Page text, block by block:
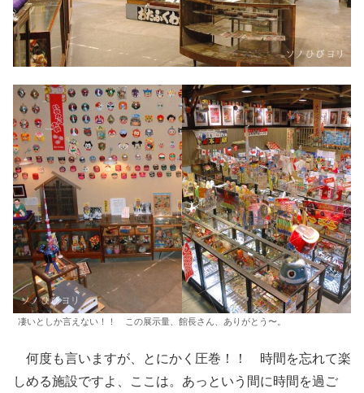
凄いとしか言えない！！ この展示量、館長さん、ありがとう〜。
何度も言いますが、とにかく圧巻！！ 時間を忘れて楽
しめる施設ですよ、ここは。あっという間に時間を過ご